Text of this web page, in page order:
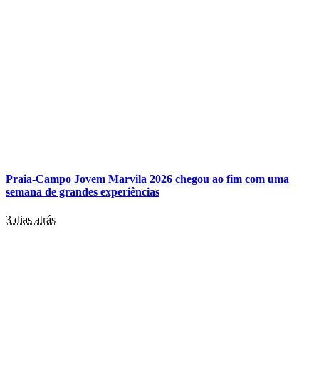
Praia-Campo Jovem Marvila 2026 chegou ao fim com uma
semana de grandes experiências
3 dias atrás